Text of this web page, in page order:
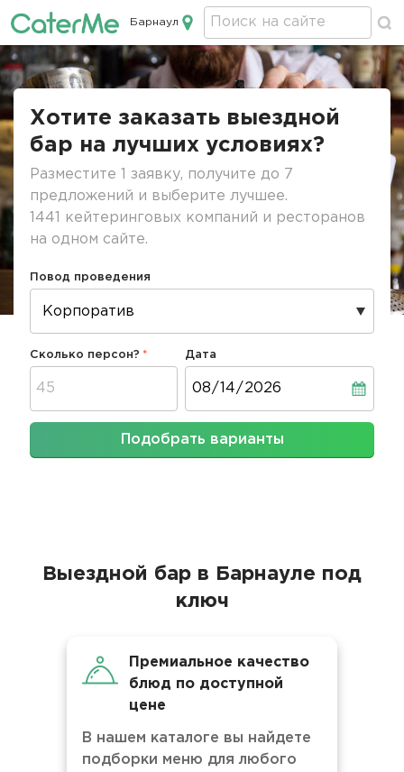
Кейтеринг в Барнауле
Барнаул
Строка
Хотите заказать выездной
бар на лучших условиях?
Разместите 1 заявку, получите до 7
предложений и выберите лучшее.
1441 кейтеринговых компаний и ресторанов
на одном сайте.
Повод проведения
Сколько персон? Дата
Подобрать варианты
Выездной бар в Барнауле под
ключ
Премиальное качество
блюд по доступной
цене
В нашем каталоге вы найдете
подборки меню для любого